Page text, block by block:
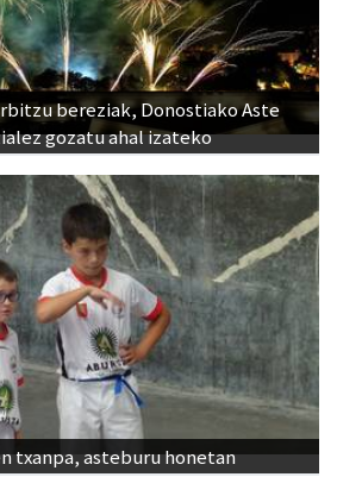
bereziak, Donostiako Aste
gozatu ahal izateko
txanpa, asteburu honetan